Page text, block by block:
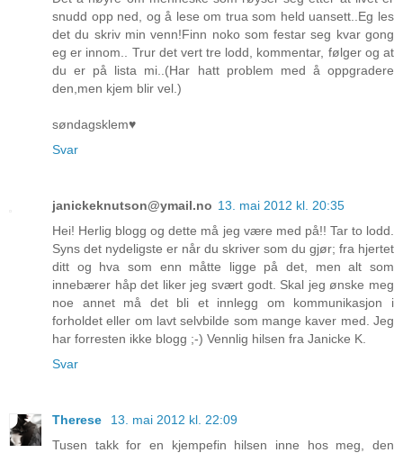
snudd opp ned, og å lese om trua som held uansett..Eg les
det du skriv min venn!Finn noko som festar seg kvar gong
eg er innom.. Trur det vert tre lodd, kommentar, følger og at
du er på lista mi..(Har hatt problem med å oppgradere
den,men kjem blir vel.)
søndagsklem♥
Svar
janickeknutson@ymail.no 13. mai 2012 kl. 20:35
Hei! Herlig blogg og dette må jeg være med på!! Tar to lodd.
Syns det nydeligste er når du skriver som du gjør; fra hjertet
ditt og hva som enn måtte ligge på det, men alt som
innebærer håp det liker jeg svært godt. Skal jeg ønske meg
noe annet må det bli et innlegg om kommunikasjon i
forholdet eller om lavt selvbilde som mange kaver med. Jeg
har forresten ikke blogg ;-) Vennlig hilsen fra Janicke K.
Svar
Therese
13. mai 2012 kl. 22:09
Tusen takk for en kjempefin hilsen inne hos meg, den